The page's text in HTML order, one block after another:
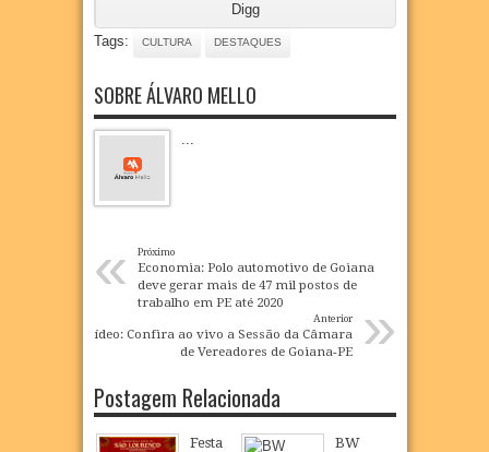
Digg
Tags:
CULTURA DESTAQUES
SOBRE ÁLVARO MELLO
« Próximo
Economia: Polo automotivo de Goiana
deve gerar mais de 47 mil postos de
trabalho em PE até 2020
»
Anterior
Vídeo: Confira ao vivo a Sessão da Câmara
de Vereadores de Goiana-PE
Postagem Relacionada
Festa
BW